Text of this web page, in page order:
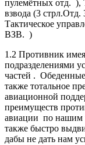
пулемётных отд. ),
взвода (3
Тактическое
ВЗВ. )
1.2 Противник
подразделениями
частей .
также тотальное
авиационной
преимуществ
авиации по нашим
также быстро
дабы не дать нам